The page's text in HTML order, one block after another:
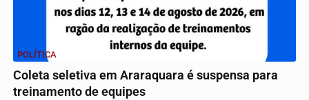
POLÍTICA
Coleta seletiva em Araraquara é suspensa para
treinamento de equipes